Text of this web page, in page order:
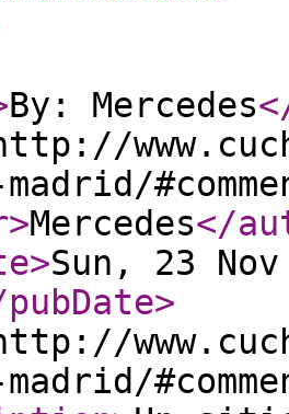
By: Mercedes
>Mercedes</
>Sun, 23
>